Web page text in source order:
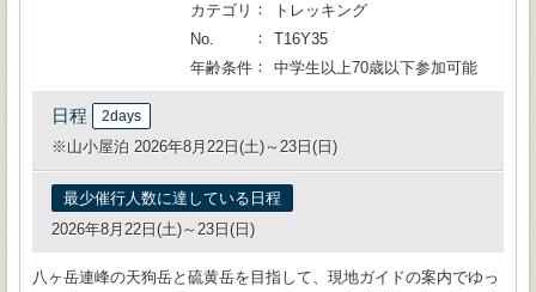
カテゴリ
トレッキング
No.
T16Y35
年齢条件
中学生以上70歳以下参加可能
日程 2days
※山小屋泊 2026年8月22日(土)～23日(日)
最少催行人数に達している日程
2026年8月22日(土)～23日(日)
八ヶ岳連峰の天狗岳と硫黄岳を目指して、現地ガイドの案内でゆっ